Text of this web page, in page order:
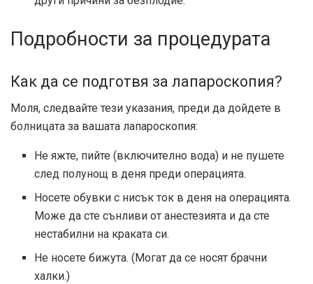
Подробности за процедурата
Как да се подготвя за лапароскопия?
Моля, следвайте тези указания, преди да дойдете в
болницата за вашата лапароскопия:
Не яжте, пийте (включително вода) и не пушете
след полунощ в деня преди операцията.
Носете обувки с нисък ток в деня на операцията.
Може да сте сънливи от анестезията и да сте
нестабилни на краката си.
Не носете бижута. (Могат да се носят брачни
халки.)